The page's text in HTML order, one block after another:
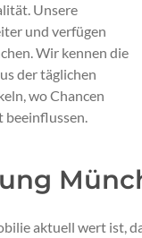
Unsere
und verfügen
Wir kennen die
der täglichen
wo Chancen
beeinflussen.
aktuell wert ist,